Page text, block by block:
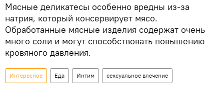
Мясные деликатесы особенно вредны из-за
натрия, который консервирует мясо.
Обработанные мясные изделия содержат очень
много соли и могут способствовать повышению
кровяного давления.
Интересное Еда Интим сексуальное влечение